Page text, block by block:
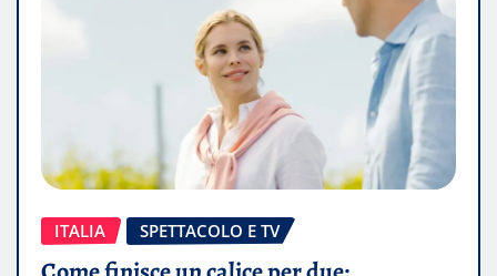
ITALIA SPETTACOLO E TV